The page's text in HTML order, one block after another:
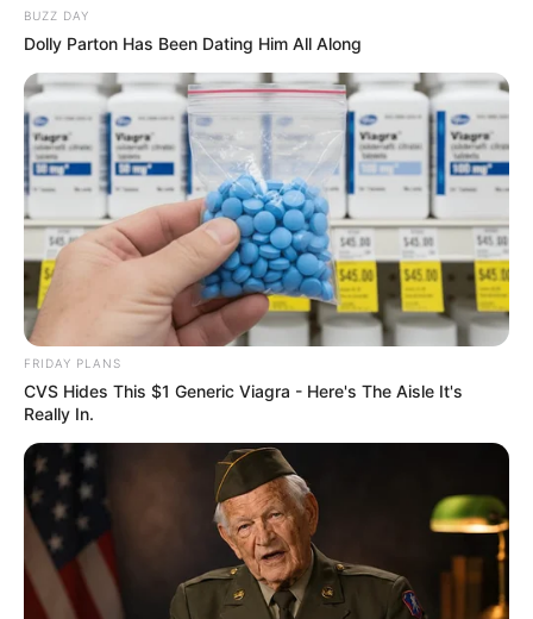
BUZZ DAY
Dolly Parton Has Been Dating Him All Along
FRIDAY PLANS
CVS Hides This $1 Generic Viagra - Here's The Aisle It's
Really In.